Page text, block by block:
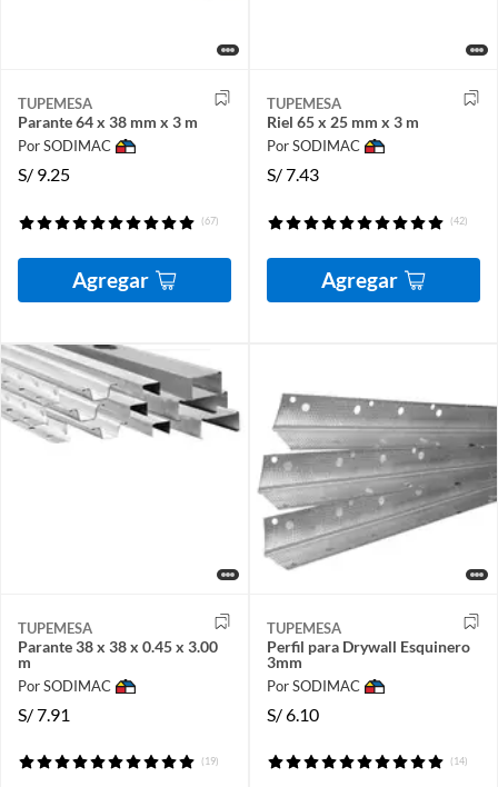
TUPEMESA
Parante 64 x 38 mm x 3 m
Por SODIMAC
S/ 9.25
(67)
Agregar
TUPEMESA
Riel 65 x 25 mm x 3 m
Por SODIMAC
S/7.43
(42)
Agregar
TUPEMESA
Parante 38 x 38 x 0.45 x 3.00
m
Por SODIMAC
S/7.91
(19)
TUPEMESA
Perfil para Drywall Esquinero
3mm
Por SODIMAC
S/6.10
(14)